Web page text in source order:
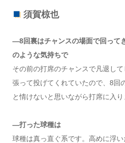
須賀椋也
―8回裏はチャンスの場面で回って
のような気持ちで
その前の打席のチャンスで凡退し
張って投げてくれていたので、8回
と情けないと思いながら打席に入り
―打った球種は
球種は真っ直ぐ系です。高めに浮